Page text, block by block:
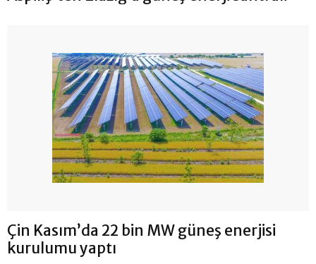
Çin Kasım’da 22 bin MW güneş enerjisi
kurulumu yaptı